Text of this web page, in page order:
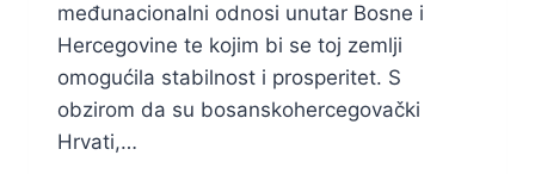
međunacionalni odnosi unutar Bosne i
Hercegovine te kojim bi se toj zemlji
omogućila stabilnost i prosperitet. S
obzirom da su bosanskohercegovački
Hrvati,…